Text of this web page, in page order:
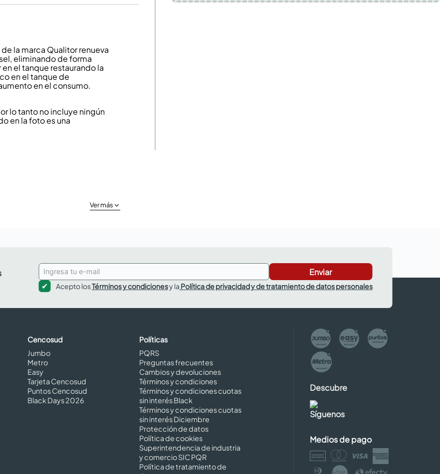
la marca Qualitor renueva
eliminando de forma
el tanque restaurando la
en el tanque de
en el consumo.
lo tanto no incluye ningún
en la foto es una
Ver más
Enviar
Acepto losTérminos y condicionesy la Política de privacidad y de tratamiento de datos personales
Cencosud
Jumbo
Metro
Easy
Tarjeta Cencosud
Puntos Cencosud
Black Days 2026
Políticas
PQRS
Preguntas frecuentes
Cambios y devoluciones
Términos y condiciones
Términos y condiciones cuotas
sin interés Black
Términos y condiciones cuotas
sin interés Diciembre
Protección de datos
Política de cookies
Superintendencia de industria
y comercio SIC PQR
Política de tratamiento de
Descubre
Síguenos
Medios de pago